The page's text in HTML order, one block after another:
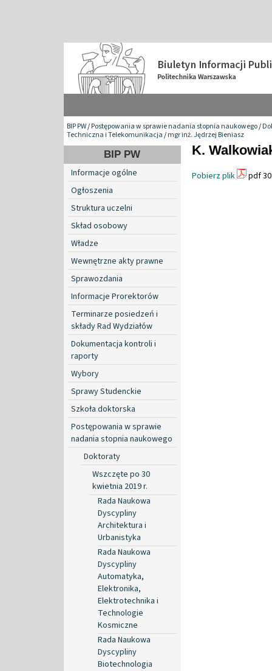
BIP PW/Postępowania w sprawie nadania stopnia naukowego/
Techniczna i Telekomunikacja/mgr inż. Jędrzej Bieniasz
BIP PW
Informacje ogólne
Ogłoszenia
Struktura uczelni
Skład osobowy
Władze
Wewnętrzne akty prawne
Sprawozdania
Informacje Prorektorów
Terminarze posiedzeń i
składy Rad Wydziałów
Dokumentacja kontroli i
raporty
Wybory
Sprawy Studenckie
Szkoła doktorska
Postępowania w sprawie
nadania stopnia naukowego
Doktoraty
Wszczęte po 30
kwietnia 2019 r.
Rada Naukowa
Dyscypliny
Architektura i
Urbanistyka
Rada Naukowa
Dyscypliny
Automatyka,
Elektronika,
Elektrotechnika i
Technologie
Kosmiczne
Rada Naukowa
Dyscypliny
Biotechnologia
K.
Pobierz plik pdf